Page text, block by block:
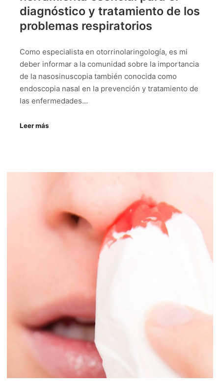
diagnóstico y tratamiento de los
problemas respiratorios
Como especialista en otorrinolaringología, es mi
deber informar a la comunidad sobre la importancia
de la nasosinuscopia también conocida como
endoscopia nasal en la prevención y tratamiento de
las enfermedades…
Leer más